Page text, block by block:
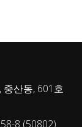
산동, 601호
8 (50802)